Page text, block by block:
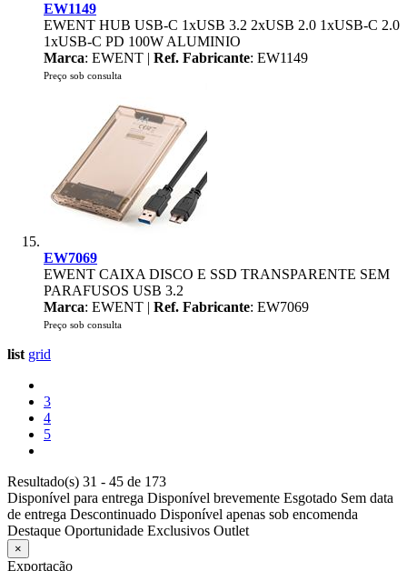
EW1149
EWENT HUB USB-C 1xUSB 3.2 2xUSB 2.0 1xUSB-C 2.0
1xUSB-C PD 100W ALUMINIO
Marca: EWENT | Ref. Fabricante: EW1149
Preço sob consulta
EW7069
EWENT CAIXA DISCO E SSD TRANSPARENTE SEM
PARAFUSOS USB 3.2
Marca: EWENT | Ref. Fabricante: EW7069
Preço sob consulta
list grid
3
4
5
Resultado(s) 31 - 45 de 173
Disponível para entrega Disponível brevemente Esgotado Sem data
de entrega Descontinuado Disponível apenas sob encomenda
Destaque Oportunidade Exclusivos Outlet
×
Exportação